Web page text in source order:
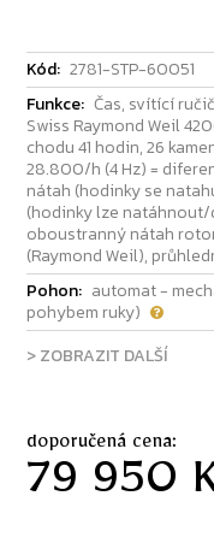
Kód: 2781-STP-60051
Funkce: Čas, svítící
Swiss Raymond Weil
chodu 41 hodin, 26
28.800/h (4 Hz) =
nátah (hodinky se
(hodinky lze
oboustranný nátah
(Raymond Weil),
Pohon: automat -
pohybem ruky)
> ZOBRAZIT DALŠÍ
doporučená cena:
79 950